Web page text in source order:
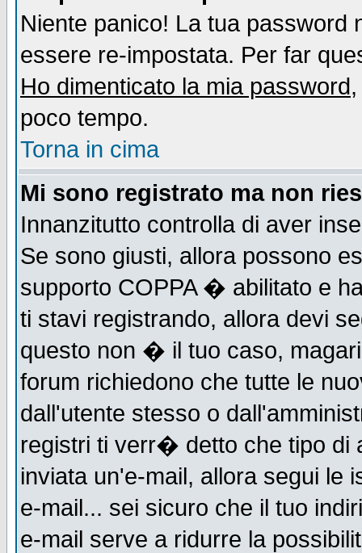
Niente panico! La tua
essere re-impostata. Per far
Ho dimenticato la mia password
poco tempo.
Torna in cima
Mi sono registrato ma non
Innanzitutto controlla di aver
Se sono giusti, allora possono
supporto COPPA � abilitato e
ti stavi registrando, allora devi
questo non � il tuo caso,
forum richiedono che tutte le
dall'utente stesso o
registri ti verr� detto che tipo
inviata un'e-mail, allora segui le
e-mail... sei sicuro che il tuo
e-mail serve a ridurre la